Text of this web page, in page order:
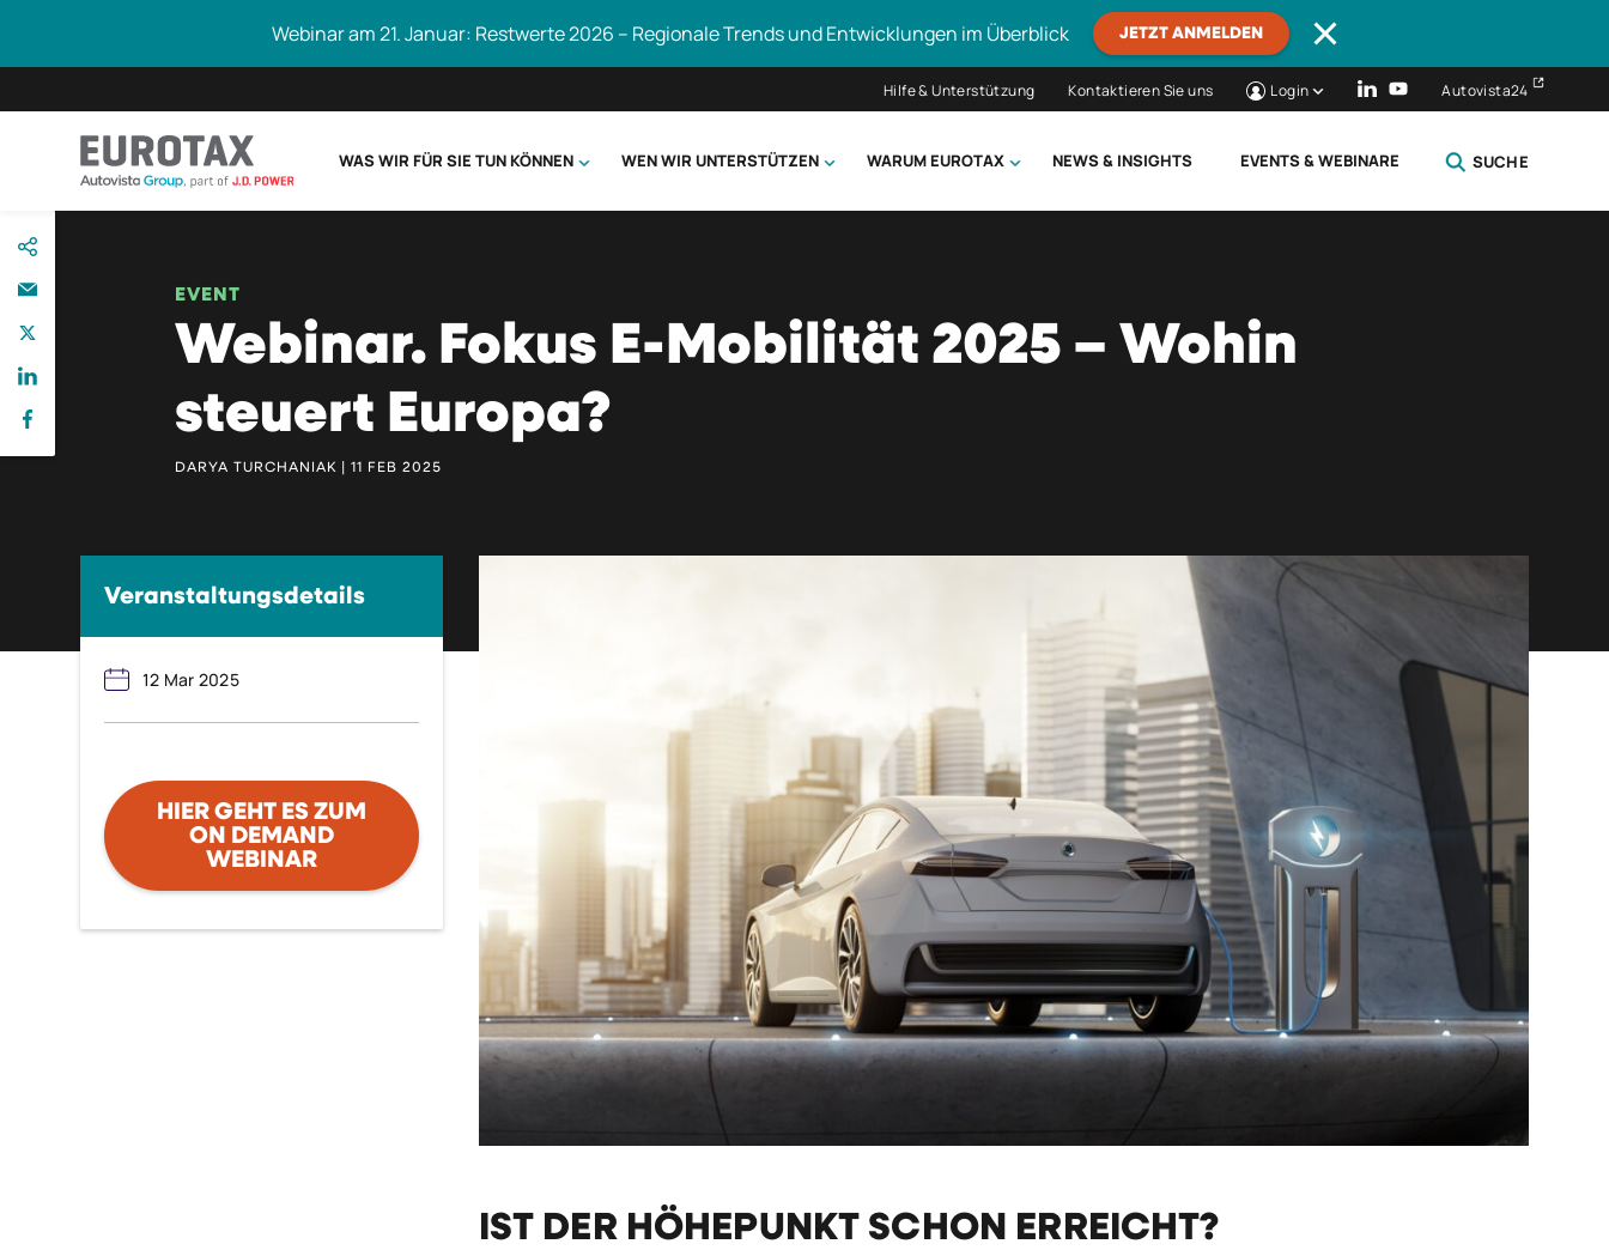
zum
Inhalt
Webinar am 21. Januar: Restwerte 2026 – Regionale Trends und Entwicklungen im Überblick JETZT ANMELDEN
Hilfe & Unterstützung Kontaktieren Sie uns Login Autovista24
WAS WIR FÜR SIE TUN KÖNNEN WEN WIR UNTERSTÜTZEN WARUM EUROTAX NEWS & INSIGHTS EVENTS & WEBINARE SUCHE
EVENT
Webinar. Fokus E-Mobilität 2025 – Wohin
steuert Europa?
DARYA TURCHANIAK | 11 FEB 2025
Veranstaltungsdetails
12 Mar 2025
HIER GEHT ES ZUM
ON DEMAND
WEBINAR
IST DER HÖHEPUNKT SCHON ERREICHT?